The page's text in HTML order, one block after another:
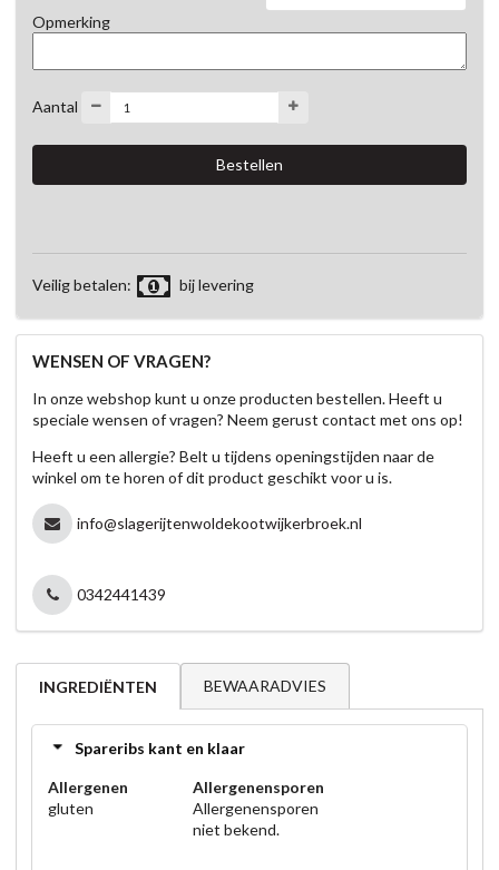
Opmerking
Aantal
Veilig betalen: bij levering
WENSEN OF VRAGEN?
In onze webshop kunt u onze producten bestellen. Heeft u
speciale wensen of vragen? Neem gerust contact met ons op!
Heeft u een allergie? Belt u tijdens openingstijden naar de
winkel om te horen of dit product geschikt voor u is.
info@slagerijtenwoldekootwijkerbroek.nl
0342441439
INGREDIËNTEN BEWAARADVIES
Spareribs kant en klaar
Allergenen
gluten
Allergenensporen
Allergenensporen
niet bekend.